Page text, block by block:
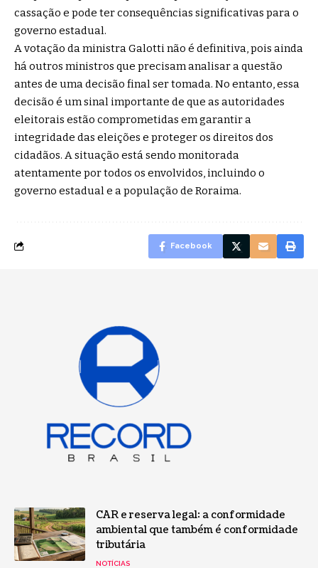
cassação e pode ter consequências significativas para o
governo estadual.
A votação da ministra Galotti não é definitiva, pois ainda
há outros ministros que precisam analisar a questão
antes de uma decisão final ser tomada. No entanto, essa
decisão é um sinal importante de que as autoridades
eleitorais estão comprometidas em garantir a
integridade das eleições e proteger os direitos dos
cidadãos. A situação está sendo monitorada
atentamente por todos os envolvidos, incluindo o
governo estadual e a população de Roraima.
Facebook
CAR e reserva legal: a conformidade
ambiental que também é conformidade
tributária
NOTÍCIAS